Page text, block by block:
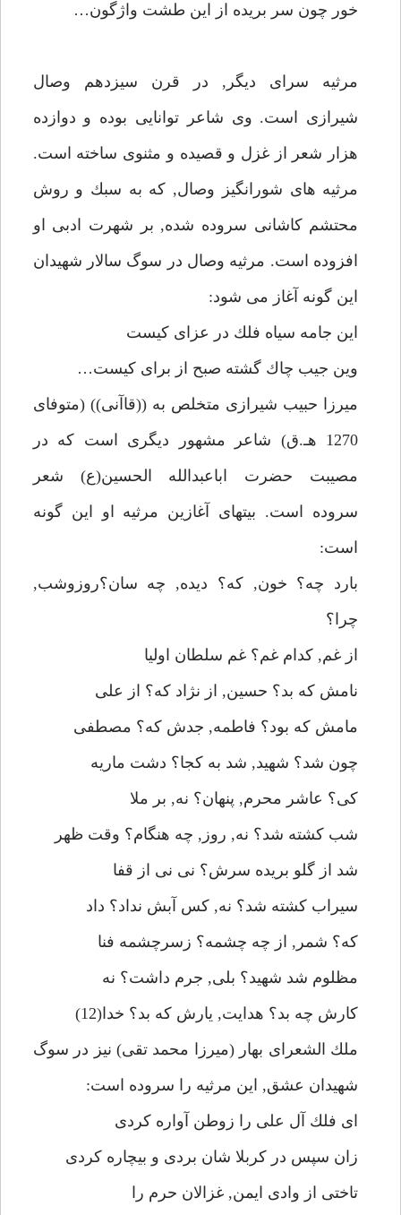
خور چون سر بريده از اين طشت واژگون…
مرثيه سراى ديگر, در قرن سيزدهم وصال
شيرازى است. وى شاعر توانايى بوده و دوازده
هزار شعر از غزل و قصيده و مثنوى ساخته است.
مرثيه هاى شورانگيز وصال, كه به سبك و روش
محتشم كاشانى سروده شده, بر شهرت ادبى او
افزوده است. مرثيه وصال در سوگ سالار شهيدان
اين گونه آغاز مى شود:
اين جامه سياه فلك در عزاى كيست
وين جيب چاك گشته صبح از براى كيست…
ميرزا حبيب شيرازى متخلص به ((قاآنى)) (متوفاى
1270 هـ.ق) شاعر مشهور ديگرى است كه در
مصيبت حضرت اباعبدالله الحسين(ع) شعر
سروده است. بيتهاى آغازين مرثيه او اين گونه
است:
بارد چه؟ خون, كه؟ ديده, چه سان؟روزوشب,
چرا؟
از غم, كدام غم؟ غم سلطان اوليا
نامش كه بد؟ حسين, از نژاد كه؟ از على
مامش كه بود؟ فاطمه, جدش كه؟ مصطفى
چون شد؟ شهيد, شد به كجا؟ دشت ماريه
كى؟ عاشر محرم, پنهان؟ نه, بر ملا
شب كشته شد؟ نه, روز, چه هنگام؟ وقت ظهر
شد از گلو بريده سرش؟ نى نى از قفا
سيراب كشته شد؟ نه, كس آبش نداد؟ داد
كه؟ شمر, از چه چشمه؟ زسرچشمه فنا
مظلوم شد شهيد؟ بلى, جرم داشت؟ نه
كارش چه بد؟ هدايت, يارش كه بد؟ خدا(12)
ملك الشعراى بهار (ميرزا محمد تقى) نيز در سوگ
شهيدان عشق, اين مرثيه را سروده است:
اى فلك آل على را زوطن آواره كردى
زان سپس در كربلا شان بردى و بيچاره كردى
تاختى از وادى ايمن, غزالان حرم را